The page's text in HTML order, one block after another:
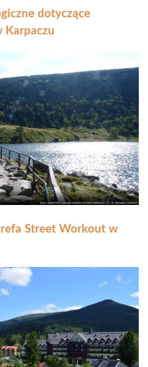
dotyczące
Karpaczu
Street Workout w